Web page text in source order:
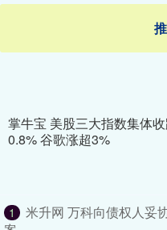
掌牛宝 美股三大指数集体
0.8% 谷歌涨超3%
1
米升网 万科向债权人妥